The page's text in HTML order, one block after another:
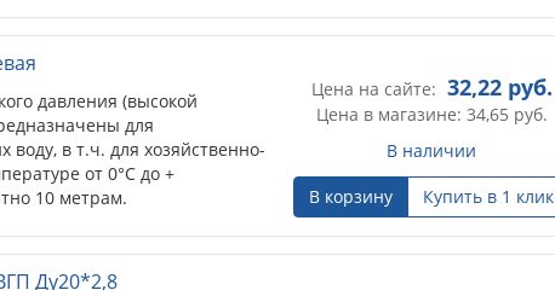
давления (высокой
для
в т.ч. для хозяйственно-
от 0°С до +
10 метрам.
Цена на сайте: 32,22руб.
Цена в магазине: 34,65 руб.
В наличии
В корзину
Купить в 1 клик
Ду20*2,8